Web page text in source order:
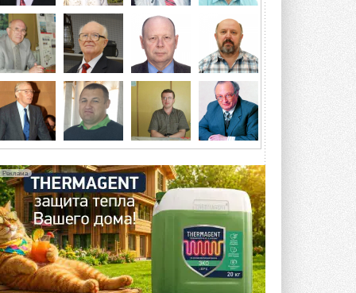
Китайская Shenling представила
линейку тепловых насосов
«воздух-вода» на R290
Серия ThermaX R290 All-In-One
включает три модели ...
4 АВГУСТА 2026
Тепловые насосы в связке с
солнечной генерацией и
накопителем снижают
потребление на 60%
Исследователи из Италии установили ...
4 АВГУСТА 2026
«РУСКЛИМАТ Fest 2026» в Уфе
собрал свыше 700 профи
климатической отрасли
Организатором выступил торгово-
производственный холдинг ...
3 АВГУСТА 2026
Реклама